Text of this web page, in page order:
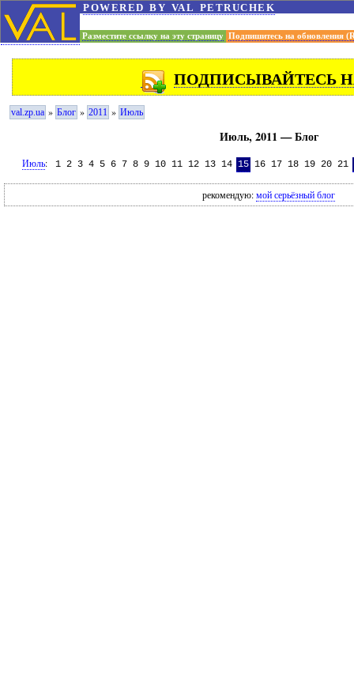
powered by val petruchek
Разместите ссылку на эту страницу Подпишитесь на обновления
ПОДПИСЫВАЙТЕСЬ
val.zp.ua » Блог » 2011 » Июль
Июль, 2011 — Блог
Июль: 1 2 3 4 5 6 7 8 9 10 11 12 13 14 15 16 17 18 19 20 21
рекомендую: мой серьёзный блог